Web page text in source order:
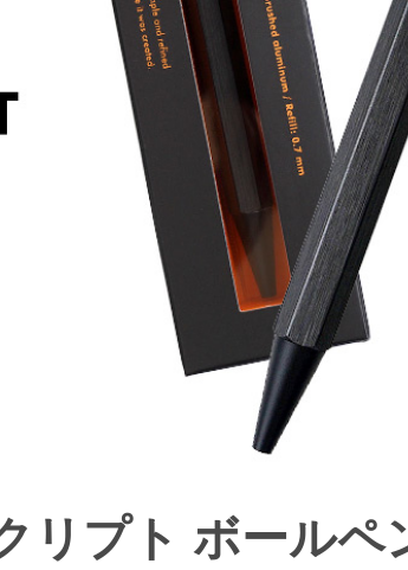
リプト ボールペ